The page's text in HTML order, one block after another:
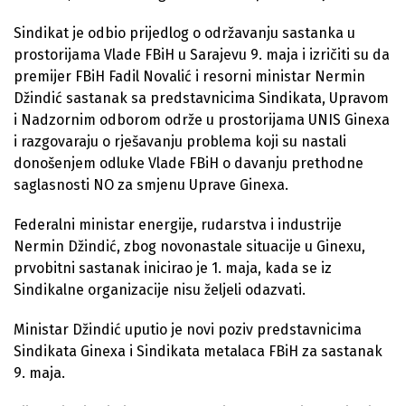
Sindikat je odbio prijedlog o održavanju sastanka u
prostorijama Vlade FBiH u Sarajevu 9. maja i izričiti su da
premijer FBiH Fadil Novalić i resorni ministar Nermin
Džindić sastanak sa predstavnicima Sindikata, Upravom
i Nadzornim odborom održe u prostorijama UNIS Ginexa
i razgovaraju o rješavanju problema koji su nastali
donošenjem odluke Vlade FBiH o davanju prethodne
saglasnosti NO za smjenu Uprave Ginexa.
Federalni ministar energije, rudarstva i industrije
Nermin Džindić, zbog novonastale situacije u Ginexu,
prvobitni sastanak inicirao je 1. maja, kada se iz
Sindikalne organizacije nisu željeli odazvati.
Ministar Džindić uputio je novi poziv predstavnicima
Sindikata Ginexa i Sindikata metalaca FBiH za sastanak
9. maja.